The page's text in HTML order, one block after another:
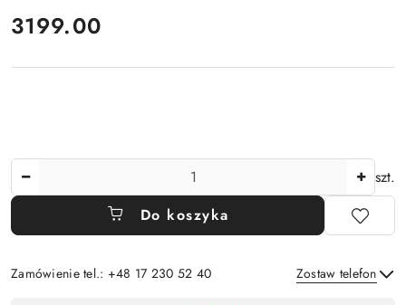
cena:
3199.00
szt.
Do koszyka
Zamówienie tel.: +48 17 230 52 40 Zostaw telefon